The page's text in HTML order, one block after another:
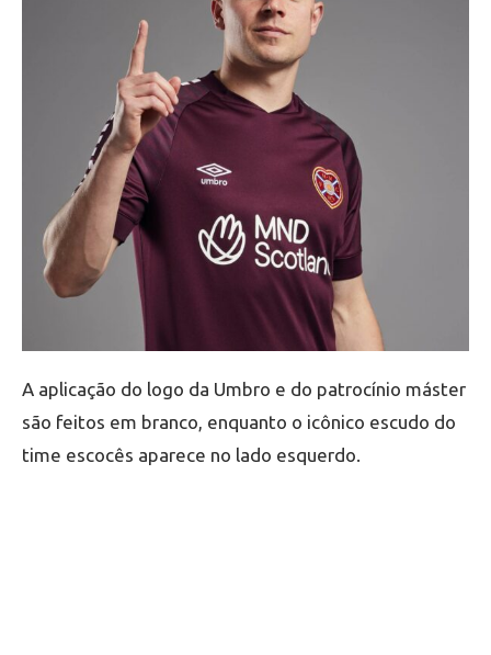
A aplicação do logo da Umbro e do patrocínio máster
são feitos em branco, enquanto o icônico escudo do
time escocês aparece no lado esquerdo.